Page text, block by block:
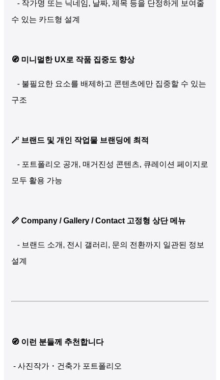
- 작가명 또는 닉네임, 날짜, 제목 등을 단정하게 보여줄
수 있는 카드형 설계
🧭 미니멀한 UX로 작품 집중도 향상
- 불필요한 요소를 배제하고 콘텐츠에만 집중할 수 있는
구조
🪄 브랜드 및 개인 작업물 브랜딩에 최적
- 포트폴리오 공개, 매거진성 콘텐츠, 큐레이션 페이지로
모두 활용 가능
📏 Company / Gallery / Contact 고정형 상단 메뉴
- 브랜드 소개, 전시 갤러리, 문의 전환까지 일관된 정보
설계
🧭 이런 분들께 추천합니다
- 사진작가・건축가 포트폴리오